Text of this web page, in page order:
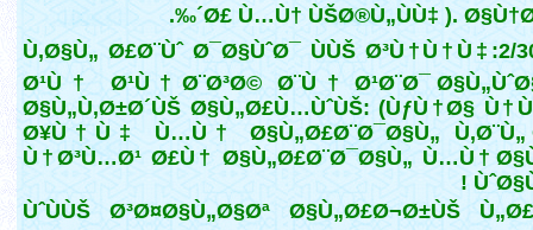
´Ø£ Ù…Ù† ÙŠØ®Ù„ÙÙ‡ ).
Ù‚Ø§Ù„ Ø£Ø¨Ùˆ Ø¯Ø§ÙˆØ¯ ÙÙŠ
Ø¹Ù† Ø¹Ù†Ø¨Ø³Ø© Ø¨Ù† Ø¹Ø¨Ø¯
Ø§Ù„Ù‚Ø±Ø´ÙŠ Ø§Ù„Ø£Ù…ÙˆÙŠ: (ÙƒÙ†Ø§
Ø¥Ù†Ù‡ Ù…Ù† Ø§Ù„Ø£Ø¨Ø¯Ø§Ù„ Ù‚Ø¨Ù„
Ù†Ø³Ù…Ø¹ Ø£Ù† Ø§Ù„Ø£Ø¨Ø¯Ø§Ù„ Ù…Ù†
ÙˆÙÙŠ Ø³Ø¤Ø§Ù„Ø§Øª Ø§Ù„Ø£Ø¬Ø±ÙŠ